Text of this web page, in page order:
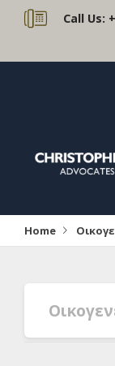
Call Us:
Home